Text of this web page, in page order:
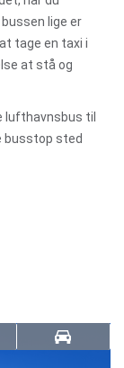
lige er
tage en taxi i
at stå og
lufthavnsbus til
busstop sted